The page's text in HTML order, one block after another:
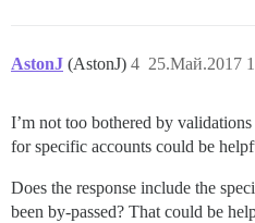
AstonJ (AstonJ) 25.Май.2017
4
I’m not too bothered by
for specific accounts could be
Does the response include the
been by-passed? That could be